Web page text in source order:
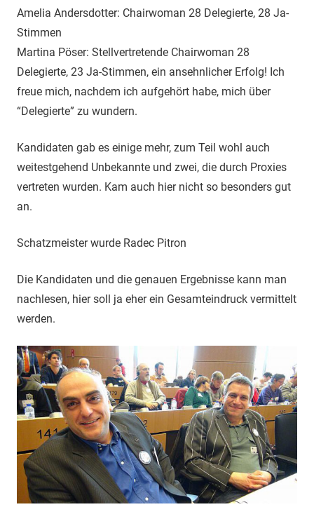
Amelia Andersdotter: Chairwoman 28 Delegierte, 28 Ja-
Stimmen
Martina Pöser: Stellvertretende Chairwoman 28
Delegierte, 23 Ja-Stimmen, ein ansehnlicher Erfolg! Ich
freue mich, nachdem ich aufgehört habe, mich über
“Delegierte” zu wundern.
Kandidaten gab es einige mehr, zum Teil wohl auch
weitestgehend Unbekannte und zwei, die durch Proxies
vertreten wurden. Kam auch hier nicht so besonders gut
an.
Schatzmeister wurde Radec Pitron
Die Kandidaten und die genauen Ergebnisse kann man
nachlesen, hier soll ja eher ein Gesamteindruck vermittelt
werden.